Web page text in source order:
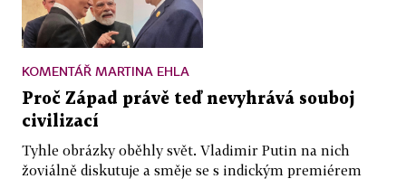
KOMENTÁŘ MARTINA EHLA
Proč Západ právě teď nevyhrává souboj
civilizací
Tyhle obrázky oběhly svět. Vladimir Putin na nich
žoviálně diskutuje a směje se s indickým premiérem